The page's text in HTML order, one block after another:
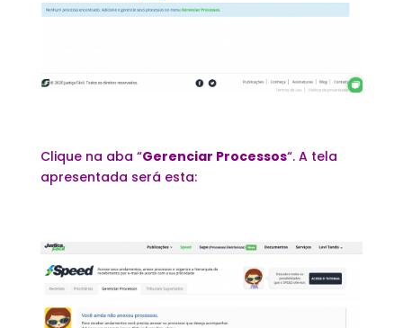
Clique na aba “Gerenciar Processos“. A tela
apresentada será esta: